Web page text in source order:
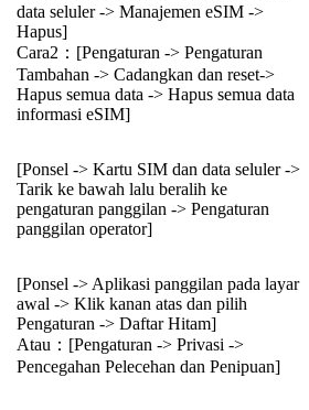
data seluler -> Manajemen eSIM ->
Hapus]
Cara2：[Pengaturan -> Pengaturan
Tambahan -> Cadangkan dan reset->
Hapus semua data -> Hapus semua data
informasi eSIM]
[Ponsel -> Kartu SIM dan data seluler ->
Tarik ke bawah lalu beralih ke
pengaturan panggilan -> Pengaturan
panggilan operator]
[Ponsel -> Aplikasi panggilan pada layar
awal -> Klik kanan atas dan pilih
Pengaturan -> Daftar Hitam]
Atau：[Pengaturan -> Privasi ->
Pencegahan Pelecehan dan Penipuan]